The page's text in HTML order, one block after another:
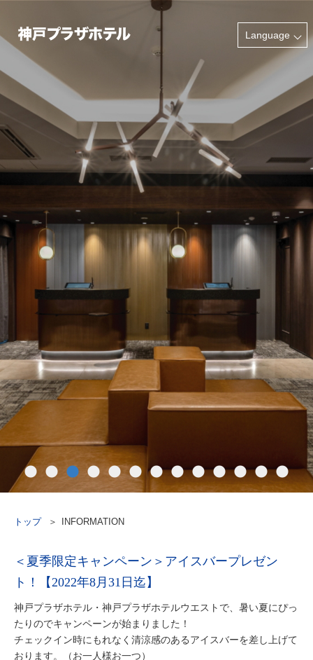
トップ INFORMATION
INFORMATION
＜夏季限定キャンペーン＞アイスバープレゼン
ト！【2022年8月31日迄】
神戸プラザホテル・神戸プラザホテルウエストで、暑い夏にぴっ
たりのでキャンペーンが始まりました！
チェックイン時にもれなく清涼感のあるアイスバーを差し上げて
おります。（お一人様お一つ）